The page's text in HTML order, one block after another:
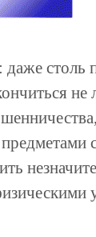
столь